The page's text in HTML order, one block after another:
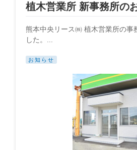
植木営業所 新事務所の
熊本中央リース㈱ 植木営業所の事
した。...
お知らせ